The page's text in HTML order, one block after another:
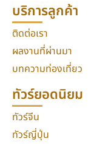
บริการลูกค้า
ติดต่อเรา
ผลงานที่ผ่านมา
บทความท่องเที่ยว
ทัวร์ยอดนิยม
ทัวร์จีน
ทัวร์ญี่ปุ่น